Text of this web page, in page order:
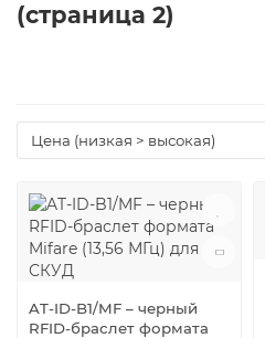
(страница 2)
AT-ID-B1/MF – черный
RFID-браслет формата